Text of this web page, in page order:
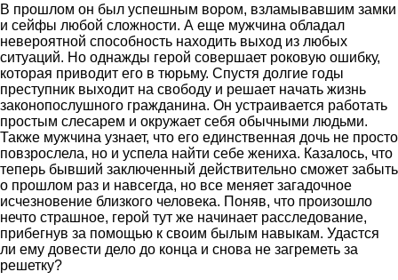
В прошлом он был успешным вором, взламывавшим замки
и сейфы любой сложности. А еще мужчина обладал
невероятной способность находить выход из любых
ситуаций. Но однажды герой совершает роковую ошибку,
которая приводит его в тюрьму. Спустя долгие годы
преступник выходит на свободу и решает начать жизнь
законопослушного гражданина. Он устраивается работать
простым слесарем и окружает себя обычными людьми.
Также мужчина узнает, что его единственная дочь не просто
повзрослела, но и успела найти себе жениха. Казалось, что
теперь бывший заключенный действительно сможет забыть
о прошлом раз и навсегда, но все меняет загадочное
исчезновение близкого человека. Поняв, что произошло
нечто страшное, герой тут же начинает расследование,
прибегнув за помощью к своим былым навыкам. Удастся
ли ему довести дело до конца и снова не загреметь за
решетку?